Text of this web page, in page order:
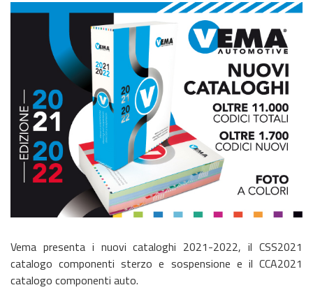
Vema presenta i nuovi cataloghi 2021-2022, il CSS2021
catalogo componenti sterzo e sospensione e il CCA2021
catalogo componenti auto.